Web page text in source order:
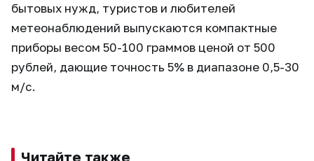
бытовых нужд, туристов и любителей
метеонаблюдений выпускаются компактные
приборы весом 50-100 граммов ценой от 500
рублей, дающие точность 5% в диапазоне 0,5-30
м/с.
Читайте также